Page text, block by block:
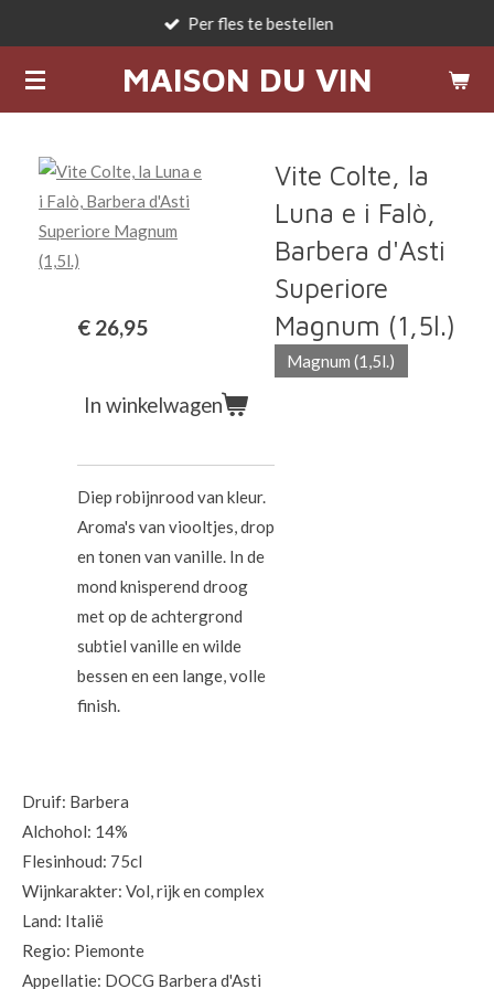
naar
de
MAISON DU VIN
Per fles te bestellen
Vite Colte, la
Luna e i Falò,
Barbera d'Asti
Superiore
Magnum (1,5l.)
Magnum (1,5l.)
€ 26,95
In winkelwagen
Diep robijnrood van kleur.
Aroma's van viooltjes, drop
en tonen van vanille. In de
mond knisperend droog
met op de achtergrond
subtiel vanille en wilde
bessen en een lange, volle
finish.
Druif: Barbera
Alchohol: 14%
Flesinhoud: 75cl
Wijnkarakter: Vol, rijk en complex
Land: Italië
Regio: Piemonte
Appellatie: DOCG Barbera d'Asti